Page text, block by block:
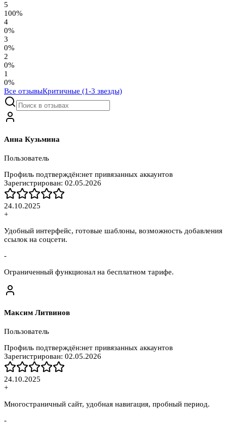
5
100%
4
0%
3
0%
2
0%
1
0%
Все отзывыКритичные (1-3 звезды)
Анна Кузьмина
Пользователь
Профиль подтверждён:нет привязанных аккаунтов
Зарегистрирован: 02.05.2026
24.10.2025
+
Удобный интерфейс, готовые шаблоны, возможность добавления
ссылок на соцсети.
-
Ограниченный функционал на бесплатном тарифе.
Максим Литвинов
Пользователь
Профиль подтверждён:нет привязанных аккаунтов
Зарегистрирован: 02.05.2026
24.10.2025
+
Многостраничный сайт, удобная навигация, пробный период.
-